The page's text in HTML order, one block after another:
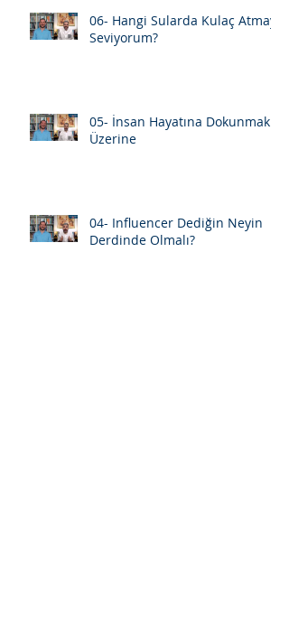
06- Hangi Sularda Kulaç Atmayı
Seviyorum?
05- İnsan Hayatına Dokunmak
Üzerine
04- Influencer Dediğin Neyin
Derdinde Olmalı?